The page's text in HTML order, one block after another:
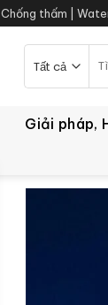
Chống thấm |
Giải pháp,